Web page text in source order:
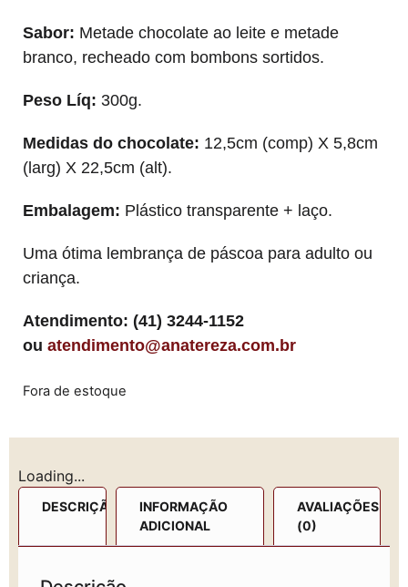
Sabor: Metade chocolate ao leite e metade
branco, recheado com bombons sortidos.
Peso Líq: 300g.
Medidas do chocolate: 12,5cm (comp) X 5,8cm
(larg) X 22,5cm (alt).
Embalagem: Plástico transparente + laço.
Uma ótima lembrança de páscoa para adulto ou
criança.
Atendimento: (41) 3244-1152
ou atendimento@anatereza.com.br
Fora de estoque
Loading...
DESCRIÇÃO
INFORMAÇÃO
ADICIONAL
AVALIAÇÕES
(0)